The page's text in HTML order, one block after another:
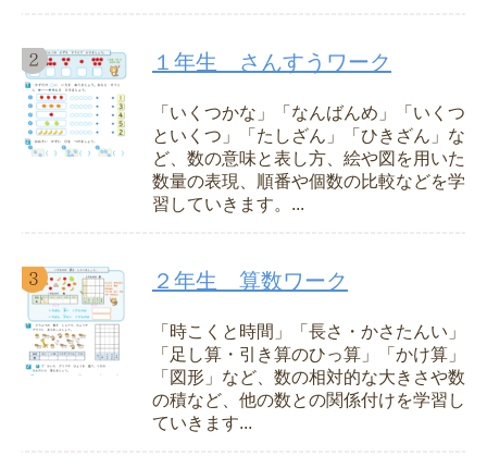
１年生 さんすうワーク
「いくつかな」「なんばんめ」「いくつ
といくつ」「たしざん」「ひきざん」な
ど、数の意味と表し方、絵や図を用いた
数量の表現、順番や個数の比較などを学
習していきます。...
２年生 算数ワーク
「時こくと時間」「長さ・かさたんい」
「足し算・引き算のひっ算」「かけ算」
「図形」など、数の相対的な大きさや数
の積など、他の数との関係付けを学習し
ていきます...